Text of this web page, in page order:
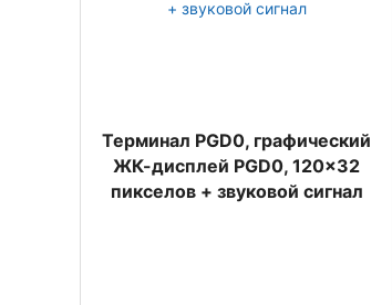
Терминал PGD0, графический
ЖК-дисплей PGD0, 120x32
пикселов + звуковой сигнал